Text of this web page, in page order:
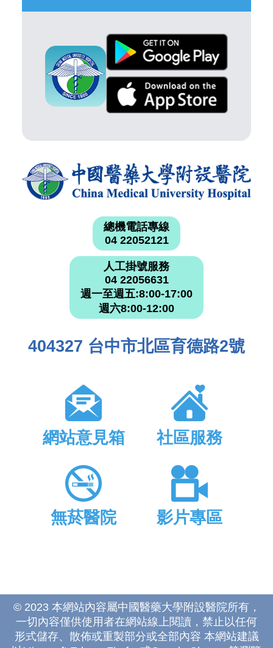
總機電話專線
04 22052121
人工掛號服務
04 22056631
週一至週五:8:00-17:00
週六8:00-12:00
404327 台中市北區育德路2號
網站意見箱 社區服務
無菸醫院 影片專區
© 2023 本網站內容屬中國醫藥大學附設醫院所有，
一切內容僅供使用者在網站線上閱讀，禁止以任何
形式儲存、散佈或重製部分或全部內容 本網站建議